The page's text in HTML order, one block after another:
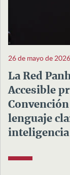
26 de mayo de 2026
La Red
Accesible
lenguaje